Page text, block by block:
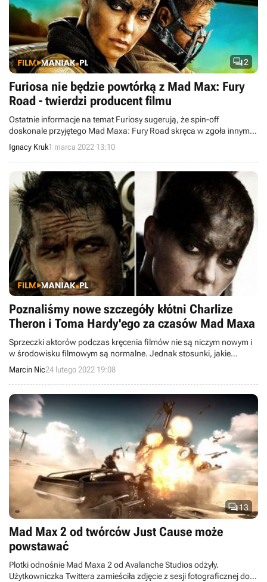
2
Furiosa nie będzie powtórką z Mad Max: Fury
Road - twierdzi producent filmu
Ostatnie informacje na temat Furiosy sugerują, że spin-off
doskonale przyjętego Mad Maxa: Fury Road skręca w zgoła innym
kierunku – to nie będzie kolejny film skupiony na pościgu, możemy
liczyć na rozbudowę świata przedstawionego.
Ignacy Kruk1 marca 2022 13:10
Poznaliśmy nowe szczegóły kłótni Charlize
Theron i Toma Hardy'ego za czasów Mad Maxa
Sprzeczki aktorów podczas kręcenia filmów nie są niczym nowym i
w środowisku filmowym są normalne. Jednak stosunki, jakie
panowały pomiędzy Charlize Theron a Tomem Hardym na planie
Mad Max: Na drodze gniewu, zdecydowanie należały do wrogich.
Marcin Nic24 lutego 2022 19:08
13
Mad Max 2 od twórców Just Cause może
powstawać
Plotki odnośnie Mad Maxa 2 od Avalanche Studios odżyły.
Użytkowniczka Twittera zamieściła zdjęcie z sesji fotograficznej do